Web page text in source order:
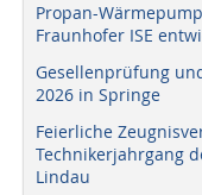
Propan-
Fraunhofer ISE
Gesellenprüfung
2026 in Springe
Feierliche
Technikerjahrgang
Lindau